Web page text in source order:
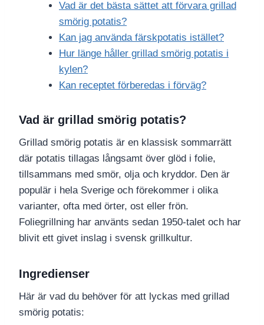
Vad är det bästa sättet att förvara grillad
smörig potatis?
Kan jag använda färskpotatis istället?
Hur länge håller grillad smörig potatis i
kylen?
Kan receptet förberedas i förväg?
Vad är grillad smörig potatis?
Grillad smörig potatis är en klassisk sommarrätt
där potatis tillagas långsamt över glöd i folie,
tillsammans med smör, olja och kryddor. Den är
populär i hela Sverige och förekommer i olika
varianter, ofta med örter, ost eller frön.
Foliegrillning har använts sedan 1950-talet och har
blivit ett givet inslag i svensk grillkultur.
Ingredienser
Här är vad du behöver för att lyckas med grillad
smörig potatis: